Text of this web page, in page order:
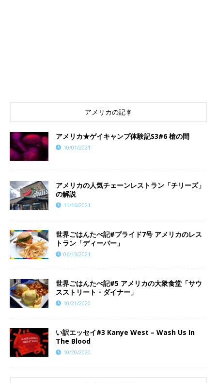
アメリカの記事
アメリカ★ゲイキャンプ体験記S3#6 槍の間
10/01/2021
アメリカの人気チェーンレストラン「チリーズ」
の解説
11/16/2021
世界ごはんたべ記#プライド7号 アメリカのレス
トラン「ディーバー」
06/13/2021
世界ごはんたべ記#5 アメリカの大衆食堂「サウ
スストリート・ダイナー」
10/21/2020
い訳エッセイ#3 Kanye West – Wash Us In
The Blood
10/20/2020